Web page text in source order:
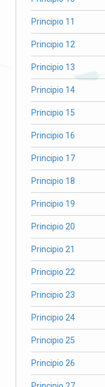
Principio 11
Principio 12
Principio 13
Principio 14
Principio 15
Principio 16
Principio 17
Principio 18
Principio 19
Principio 20
Principio 21
Principio 22
Principio 23
Principio 24
Principio 25
Principio 26